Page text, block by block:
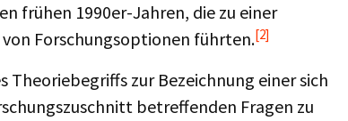
frühen 1990er-Jahren, die zu einer
Forschungsoptionen führten.[2]
zur Bezeichnung einer sich
betreffenden Fragen zu